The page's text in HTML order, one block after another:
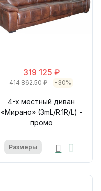
319 125 ₽
414 862.50 ₽ -30%
4-х местный диван
«Мирано» (3mL/R.1R/L) -
промо
Размеры